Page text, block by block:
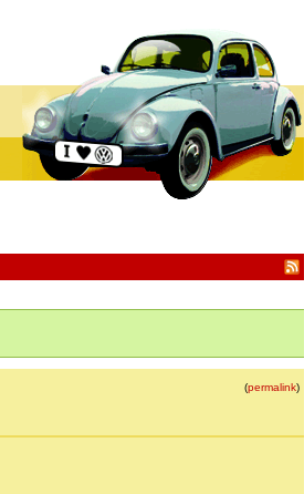
(permalink)